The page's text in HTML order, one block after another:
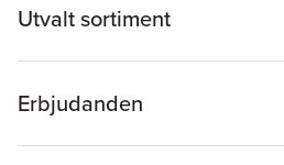
Utvalt sortiment
Erbjudanden